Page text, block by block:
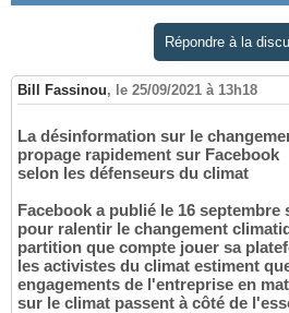
Répondre à la
Bill Fassinou, le 25/09/2021 à 13h18
La désinformation sur le
propage rapidement sur Facebook
selon les défenseurs du climat
Facebook a publié le 16
pour ralentir le changement
partition que compte jouer sa
les activistes du climat estiment
engagements de l'entreprise en
sur le climat passent à côté de